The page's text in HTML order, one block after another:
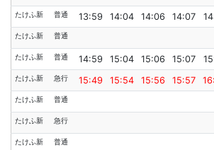
たけふ新 普通 13:59 14:04 14:06 14:07
たけふ新 普通
たけふ新 普通 14:59 15:04 15:06 15:07
たけふ新 急行 15:49 15:54 15:56 15:57
たけふ新 普通
たけふ新 急行
たけふ新 普通